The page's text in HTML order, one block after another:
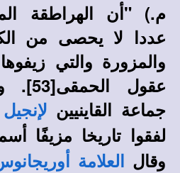
م.)"أن الهراطقة
عددا لا يحصى من
والمزورة والتي
عقول الحمقى[53]
.
جماعة القاينيين لإنجيل
لفقوا تاريخا مزيفًا
وقال
العلامة